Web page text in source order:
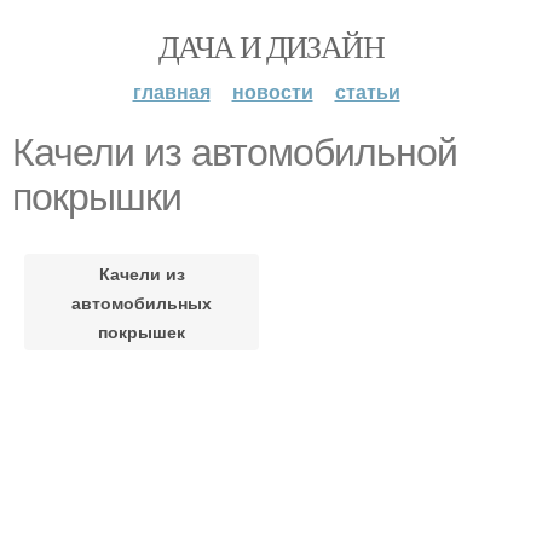
ДАЧА И ДИЗАЙН
главная новости статьи
Качели из автомобильной
покрышки
Качели из
автомобильных
покрышек